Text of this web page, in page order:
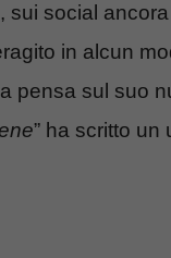
social
in alcun
pensa sul suo
” ha scritto un